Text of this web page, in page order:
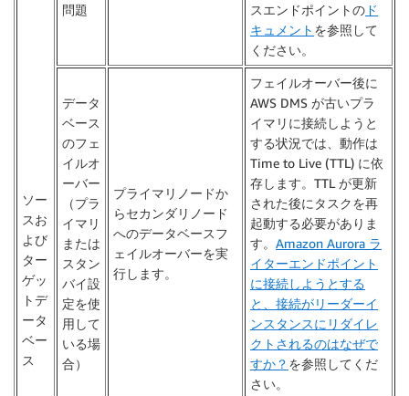
ソー
スお
よび
ター
ゲッ
トデ
ータ
ベー
ス
問題
スエンドポイントの ド
キュメント を参照して
ください。
データ
ベース
のフェ
イルオ
ーバー
（プラ
イマリ
または
スタン
バイ設
定を使
用して
いる場
合）
プライマリノードか
らセカンダリノード
へのデータベースフ
ェイルオーバーを実
行します。
フェイルオーバー後に
AWS DMS が古いプラ
イマリに接続しようと
する状況では、動作は
Time to Live (TTL) に依
存します。TTL が更新
された後にタスクを再
起動する必要がありま
す。 Amazon Aurora ラ
イターエンドポイント
に接続しようとする
と、接続がリーダーイ
ンスタンスにリダイレ
クトされるのはなぜで
すか？ を参照してくだ
さい。